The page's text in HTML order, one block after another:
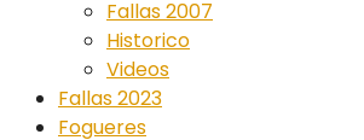
Fallas 2007
Historico
Videos
Fallas 2023
Fogueres